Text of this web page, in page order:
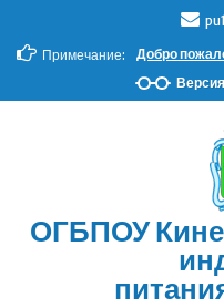
р
Примечание: Добро
ОГБПОУ